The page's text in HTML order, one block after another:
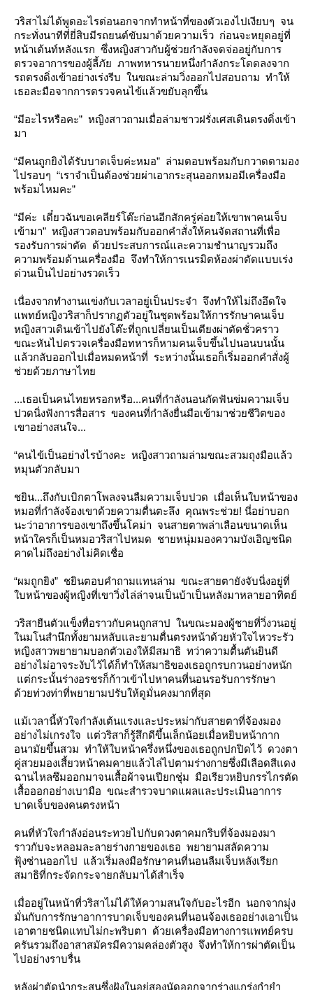
วริสาไม่ได้พูดอะไรต่อนอกจากทำหน้าที่ของตัวเองไปเงียบๆ จน
กระทั่งนาทีที่ยี่สิบมีรถยนต์ขับมาด้วยความเร็ว ก่อนจะหยุดอยู่ที่
หน้าเต้นท์หลังแรก ซึ่งหญิงสาวกับผู้ช่วยกำลังจดจ่ออยู่กับการ
ตรวจอาการของผู้ลี้ภัย ภาพทหารนายหนึ่งกำลังกระโดดลงจาก
รถตรงดิ่งเข้าอย่างเร่งรีบ ในขณะล่ามวิ่งออกไปสอบถาม ทำให้
เธอละมือจากการตรวจคนไข้แล้วขยับลุกขึ้น
“มีอะไรหรือคะ” หญิงสาวถามเมื่อล่ามชาวฝรั่งเศสเดินตรงดิ่งเข้า
มา
“มีคนถูกยิงได้รับบาดเจ็บค่ะหมอ” ล่ามตอบพร้อมกับกวาดตามอง
ไปรอบๆ “เราจำเป็นต้องช่วยผ่าเอากระสุนออกหมอมีเครื่องมือ
พร้อมไหมคะ”
“มีค่ะ เดี๋ยวฉันขอเคลียร์โต๊ะก่อนอีกสักครู่ค่อยให้เขาพาคนเจ็บ
เข้ามา” หญิงสาวตอบพร้อมกับออกคำสั่งให้คนจัดสถานที่เพื่อ
รองรับการผ่าตัด ด้วยประสบการณ์และความชำนาญรวมถึง
ความพร้อมด้านเครื่องมือ จึงทำให้การเนรมิตห้องผ่าตัดแบบเร่ง
ด่วนเป็นไปอย่างรวดเร็ว
เนื่องจากทำงานแข่งกับเวลาอยู่เป็นประจำ จึงทำให้ไม่ถึงอึดใจ
พทย์หญิงวริสาก็ปรากฏตัวอยู่ในชุดพร้อมให้การรักษาคนเจ็บ
หญิงสาวเดินเข้าไปยังโต๊ะที่ถูกเปลี่ยนเป็นเตียงผ่าตัดชั่วคราว
ขณะหันไปตรวจเครื่องมือทหารก็หามคนเจ็บขึ้นไปนอนบนนั้น
ล้วกลับออกไปเมื่อหมดหน้าที่ ระหว่างนั้นเธอก็เริ่มออกคำสั่งผู้
ช่วยด้วยภาษาไท
...เธอเป็นคนไทยหรอกหรือ...คนที่กำลังนอนกัดฟันข่มความเจ็บ
ปวดนิ่งฟังการสื่อสาร ของคนที่กำลังยื่นมือเข้ามาช่วยชีวิตของ
เขาอย่างสนใจ...
“คนไข้เป็นอย่างไรบ้างคะ หญิงสาวถามล่ามขณะสวมถุงมือแล้ว
หมุนตัวกลับมา
ชยิน...ถึงกับเบิกตาโพลงจนลืมความเจ็บปวด เมื่อเห็นใบหน้าของ
หมอที่กำลังจ้องเขาด้วยความตื่นตะลึง คุณพระช่วย! นี่อย่าบอก
นะว่าอาการของเขาถึงขึ้นโคม่า จนสายตาพล่าเลือนขนาดเห็น
หน้าใครก็เป็นหมอวริสาไปหมด ชายหนุ่มมองความบังเอิญชนิด
คาดไม่ถึงอย่างไม่คิดเชื่อ
“ผมถูกยิง” ชยินตอบคำถามแทนล่าม ขณะสายตายังจับนิ่งอยู่ที่
บหน้าของผู้หญิงที่เขาวิ่งไล่ล่าจนเป็นบ้าเป็นหลังมาหลายอาทิตย์
วริสายืนตัวแข็งทื่อราวกับคนถูกสาป ในขณะมองผู้ชายที่วิ่งวนอยู่
นมโนสำนึกทั้งยามหลับและยามตื่นตรงหน้าด้วยหัวใจไหวระรัว
หญิงสาวพยายามบอกตัวเองให้มีสมาธิ ทว่าความตื้นตันยินดี
อย่างไม่อาจระงับไว้ได้ก็ทำให้สมาธิของเธอถูกรบกวนอย่างหนัก
ต่กระนั้นร่างอรชรก็ก้าวเข้าไปหาคนที่นอนรอรับการรักษา
ด้วยท่วงท่าที่พยายามปรับให้ดูมั่นคงมากที่สุด
ม้เวลานี้หัวใจกำลังเต้นแรงและประหม่ากับสายตาที่จ้องมอง
อย่างไม่เกรงใจ แต่วริสาก็รู้สึกดีขึ้นเล็กน้อยเมื่อหยิบหน้ากาก
อนามัยขึ้นสวม ทำให้ใบหน้าครึ่งหนึ่งของเธอถูกปกปิดไว้ ดวงตา
คู่สวยมองเสี้ยวหน้าคมคายแล้วไล่ไปตามร่างกายซึ่งมีเลือดสีแดง
ฉานไหลซึมออกมาจนเสื้อผ้าจนเปียกชุ่ม มือเรียวหยิบกรรไกรตัด
เสื้อออกอย่างเบามือ ขณะสำรวจบาดแผลและประเมินอาการ
บาดเจ็บของคนตรงหน้า
คนที่หัวใจกำลังอ่อนระทวยไปกับดวงตาคมกริบที่จ้องมองมา
ราวกับจะหลอมละลายร่างกายของเธอ พยายามสลัดความ
ฟุ้งซ่านออกไป แล้วเริ่มลงมือรักษาคนที่นอนลืมเจ็บหลังเรียก
สมาธิที่กระจัดกระจายกลับมาได้สำเร็จ
เมื่ออยู่ในหน้าที่วริสาไม่ได้ให้ความสนใจกับอะไรอีก นอกจากมุ่ง
มั่นกับการรักษาอาการบาดเจ็บของคนที่นอนจ้องเธออย่างเอาเป็น
เอาตายชนิดแทบไม่กะพริบตา ด้วยเครื่องมือทางการแพทย์ครบ
ครันรวมถึงอาสาสมัครมีความคล่องตัวสูง จึงทำให้การผ่าตัดเป็น
ไปอย่างราบรื่น
หลังผ่าตัดนำกระสุนซึ่งฝังในอยู่สองนัดออกจากร่างแกร่งกำยำ